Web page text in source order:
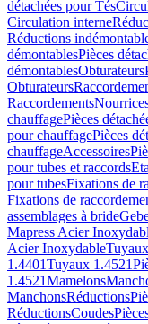
détachées pour Tés
Circulation interne
Réductions
démontablesPièces
démontablesObturateurs
Obturateurs
Raccordements
chauffagePièces
pour chauffagePièces
chauffageAccessoires
pour tubes et raccords
pour tubesFixations de
Fixations de
assemblages à bride
Mapress Acier
Acier Inoxydable
1.4401Tuyaux 1.4521
1.4521Mamelons
ManchonsRéductions
RéductionsCoudes